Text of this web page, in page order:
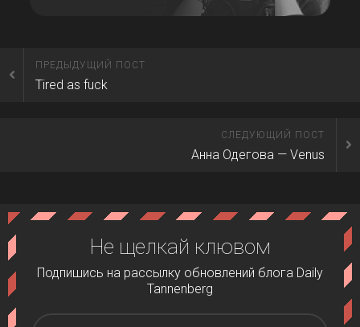
ПРЕДЫДУЩИЙ ПОСТ
Tired as fuck
СЛЕДУЮЩИЙ ПОСТ
Анна Одегова — Venus
Не щелкай клювом
Подпишись на рассылку обновлений блога Daily
Tannenberg